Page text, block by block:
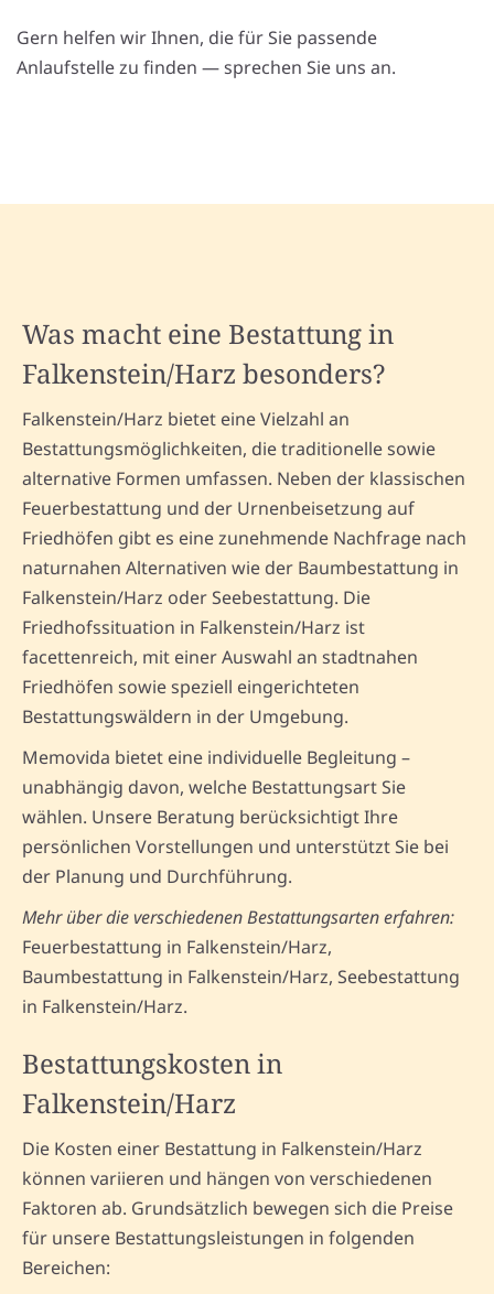
Gern helfen wir Ihnen, die für Sie passende
Anlaufstelle zu finden — sprechen Sie uns an.
Was macht eine Bestattung in
Falkenstein/Harz besonders?
Falkenstein/Harz bietet eine Vielzahl an
Bestattungsmöglichkeiten, die traditionelle sowie
alternative Formen umfassen. Neben der klassischen
Feuerbestattung und der Urnenbeisetzung auf
Friedhöfen gibt es eine zunehmende Nachfrage nach
naturnahen Alternativen wie der Baumbestattung in
Falkenstein/Harz oder Seebestattung. Die
Friedhofssituation in Falkenstein/Harz ist
facettenreich, mit einer Auswahl an stadtnahen
Friedhöfen sowie speziell eingerichteten
Bestattungswäldern in der Umgebung.
Memovida bietet eine individuelle Begleitung –
unabhängig davon, welche Bestattungsart Sie
wählen. Unsere Beratung berücksichtigt Ihre
persönlichen Vorstellungen und unterstützt Sie bei
der Planung und Durchführung.
Mehr über die verschiedenen Bestattungsarten erfahren:
Feuerbestattung in Falkenstein/Harz,
Baumbestattung in Falkenstein/Harz, Seebestattung
in Falkenstein/Harz.
Bestattungskosten in
Falkenstein/Harz
Die Kosten einer Bestattung in Falkenstein/Harz
können variieren und hängen von verschiedenen
Faktoren ab. Grundsätzlich bewegen sich die Preise
für unsere Bestattungsleistungen in folgenden
Bereichen: